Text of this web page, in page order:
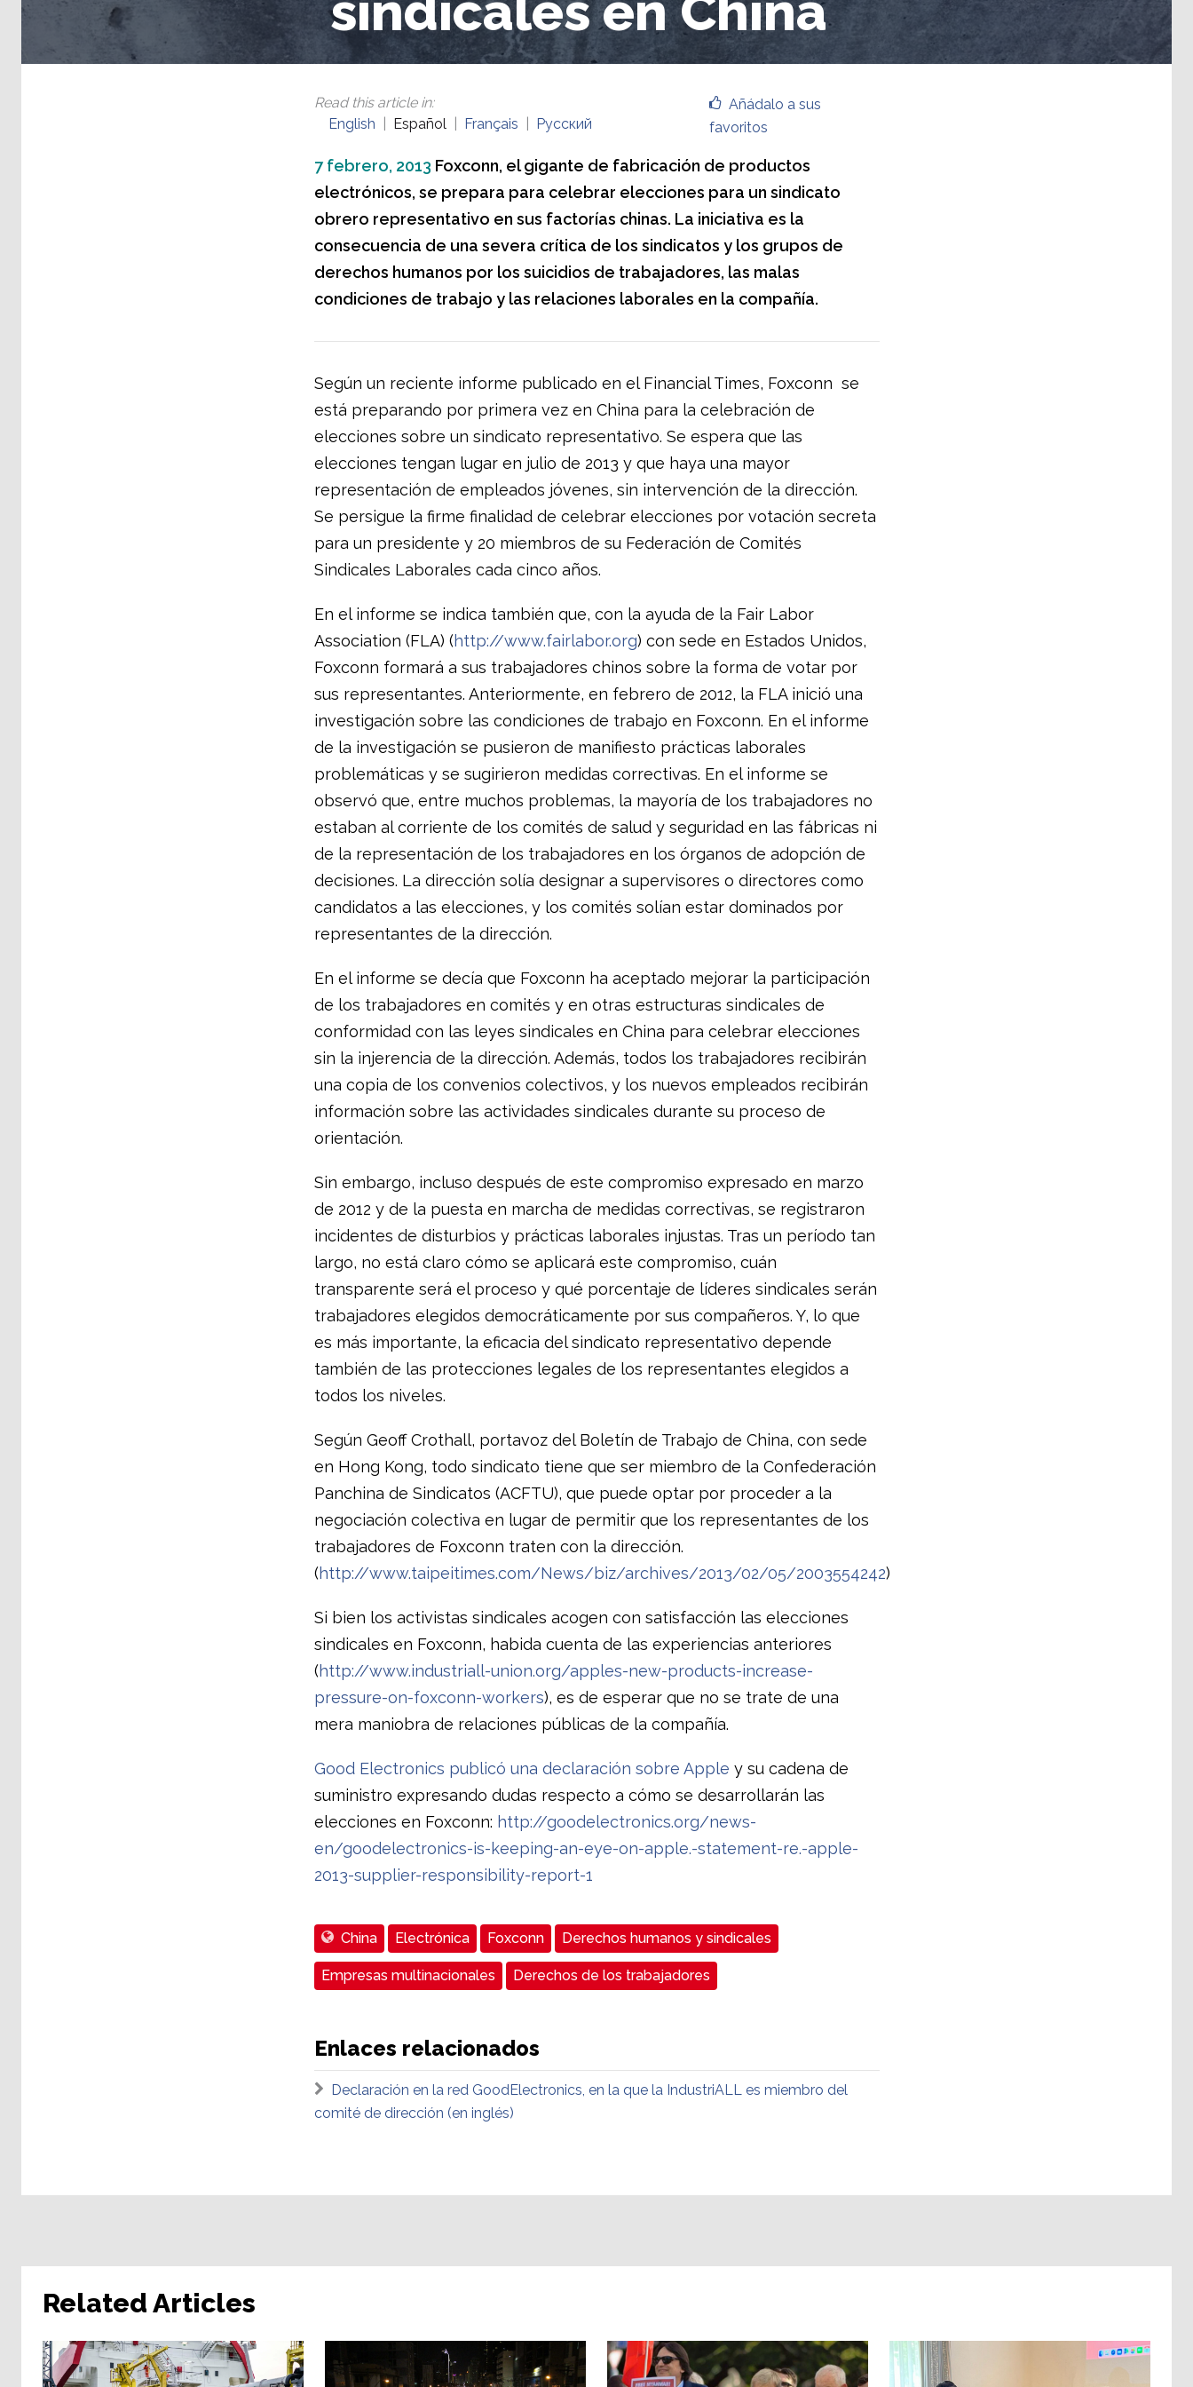
Añádalo a sus
favoritos
Read this article in:
English
Español Français Русский
7 febrero, 2013 Foxconn, el gigante de fabricación de productos
electrónicos, se prepara para celebrar elecciones para un sindicato
obrero representativo en sus factorías chinas. La iniciativa es la
consecuencia de una severa crítica de los sindicatos y los grupos de
derechos humanos por los suicidios de trabajadores, las malas
condiciones de trabajo y las relaciones laborales en la compañía.
Según un reciente informe publicado en el Financial Times, Foxconn se
está preparando por primera vez en China para la celebración de
elecciones sobre un sindicato representativo. Se espera que las
elecciones tengan lugar en julio de 2013 y que haya una mayor
representación de empleados jóvenes, sin intervención de la dirección.
Se persigue la firme finalidad de celebrar elecciones por votación secreta
para un presidente y 20 miembros de su Federación de Comités
Sindicales Laborales cada cinco años.
En el informe se indica también que, con la ayuda de la Fair Labor
Association (FLA) (http://www.fairlabor.org) con sede en Estados Unidos,
Foxconn formará a sus trabajadores chinos sobre la forma de votar por
sus representantes. Anteriormente, en febrero de 2012, la FLA inició una
investigación sobre las condiciones de trabajo en Foxconn. En el informe
de la investigación se pusieron de manifiesto prácticas laborales
problemáticas y se sugirieron medidas correctivas. En el informe se
observó que, entre muchos problemas, la mayoría de los trabajadores no
estaban al corriente de los comités de salud y seguridad en las fábricas ni
de la representación de los trabajadores en los órganos de adopción de
decisiones. La dirección solía designar a supervisores o directores como
candidatos a las elecciones, y los comités solían estar dominados por
representantes de la dirección.
En el informe se decía que Foxconn ha aceptado mejorar la participación
de los trabajadores en comités y en otras estructuras sindicales de
conformidad con las leyes sindicales en China para celebrar elecciones
sin la injerencia de la dirección. Además, todos los trabajadores recibirán
una copia de los convenios colectivos, y los nuevos empleados recibirán
información sobre las actividades sindicales durante su proceso de
orientación.
Sin embargo, incluso después de este compromiso expresado en marzo
de 2012 y de la puesta en marcha de medidas correctivas, se registraron
incidentes de disturbios y prácticas laborales injustas. Tras un período tan
largo, no está claro cómo se aplicará este compromiso, cuán
transparente será el proceso y qué porcentaje de líderes sindicales serán
trabajadores elegidos democráticamente por sus compañeros. Y, lo que
es más importante, la eficacia del sindicato representativo depende
también de las protecciones legales de los representantes elegidos a
todos los niveles.
Según Geoff Crothall, portavoz del Boletín de Trabajo de China, con sede
en Hong Kong, todo sindicato tiene que ser miembro de la Confederación
Panchina de Sindicatos (ACFTU), que puede optar por proceder a la
negociación colectiva en lugar de permitir que los representantes de los
trabajadores de Foxconn traten con la dirección.
(http://www.taipeitimes.com/News/biz/archives/2013/02/05/2003554242)
Si bien los activistas sindicales acogen con satisfacción las elecciones
sindicales en Foxconn, habida cuenta de las experiencias anteriores
(http://www.industriall-union.org/apples-new-products-increase-
pressure-on-foxconn-workers), es de esperar que no se trate de una
mera maniobra de relaciones públicas de la compañía.
Good Electronics publicó una declaración sobre Apple y su cadena de
suministro expresando dudas respecto a cómo se desarrollarán las
elecciones en Foxconn: http://goodelectronics.org/news-
en/goodelectronics-is-keeping-an-eye-on-apple.-statement-re.-apple-
2013-supplier-responsibility-report-1
China Electrónica Foxconn Derechos humanos y sindicales
Empresas multinacionales Derechos de los trabajadores
Enlaces relacionados
Declaración en la red GoodElectronics, en la que la IndustriALL es miembro del
comité de dirección (en inglés)
Related Articles